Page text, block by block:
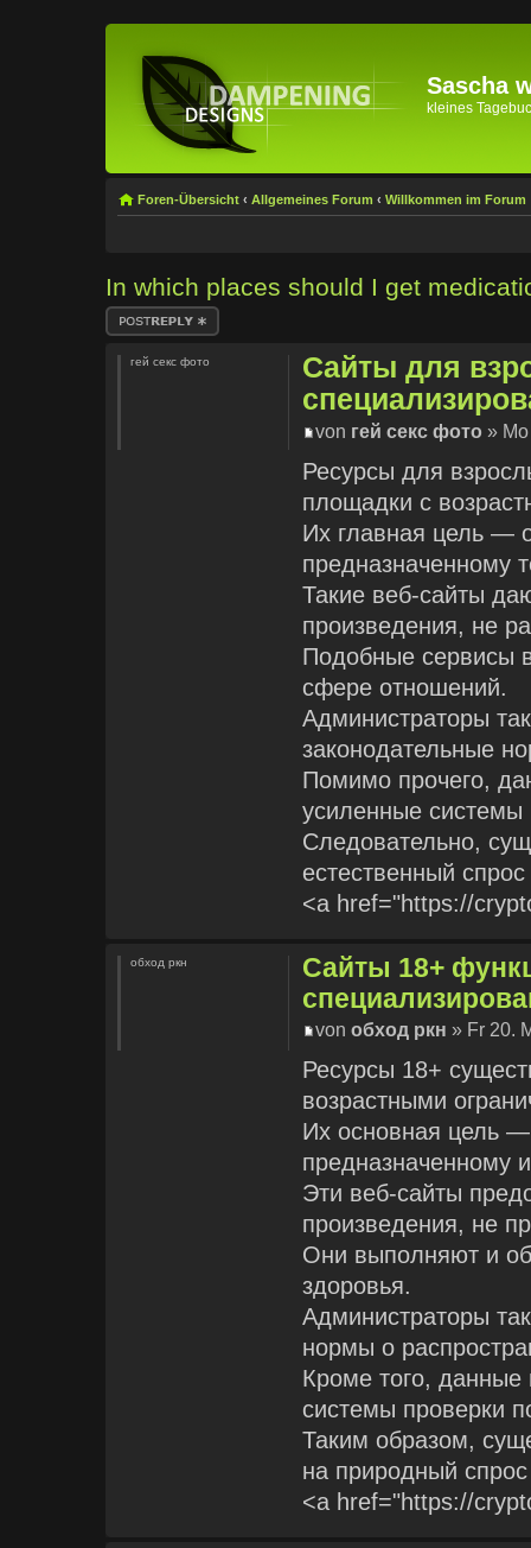
Sascha
kleines
Foren-Übersicht ‹ Allgemeines Forum ‹ Willkommen im Forum
In which places should I get
Antwort erstellen
Сайты для
von гей секс фото »
Ресурсы для
площадки с
Их главная цель —
предназначенному
Такие веб-сайты
произведения, не
Подобные сервисы
сфере отношений.
Администраторы
законодательные
Помимо прочего,
усиленные системы
Следовательно,
естественный
<a href="https://
гей секс фото
Сайты 18+
vonобход ркн » Fr 20.
Ресурсы 18+
возрастными
Их основная цель —
предназначенному
Эти веб-сайты
произведения, не
Они выполняют и
здоровья.
Администраторы
нормы о
Кроме того,
системы проверки
Таким образом,
на природный
<a href="https://
обход ркн